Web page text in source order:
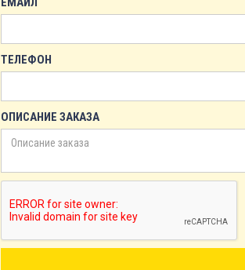
ТЕЛЕФОН
ОПИСАНИЕ ЗАКАЗА